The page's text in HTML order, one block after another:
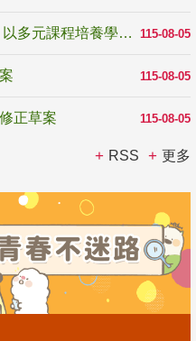
115-08-05
國教署「全國高中暑期研習營」 以多元課程培養學生瞭解誠信專業與倫理價值
115-08-05
115-08-05
正草案
RSS 更多